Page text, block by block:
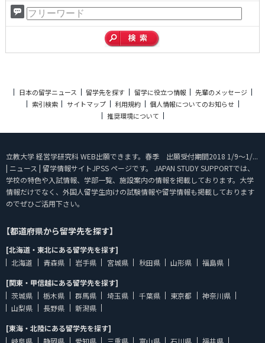
日本の留学ニュース 留学先を探す 留学に役立つ情報
先輩のメッセージ
索引検索
サイトマップ 利用規約
個人情報についてのお知らせ
推奨環境について
立教大学 経営学研究科 WEB出願できます。春季 出願受付期間2018 1/9～1/...
| ニュース | 留学情報サイトJPSS ページです。 JAPAN STUDY SUPPORTでは、
学校の特色や入試情報、学部一覧、施設案内の情報を掲載しております。大学
情報だけでなく、外国人留学生向けの試験情報や留学情報も掲載しております
のでぜひご活用下さい。
【都道府県から留学先を探す】
[北海道・東北にある留学先を探す]
北海道
青森県 岩手県 宮城県 秋田県 山形県
福島県
[関東・甲信越にある留学先を探す]
茨城県
栃木県 群馬県 埼玉県 千葉県 東京都
神奈川県
山梨県
長野県
新潟県
[東海・北陸にある留学先を探す]
岐阜県
静岡県 愛知県 三重県 富山県 石川県
福井県